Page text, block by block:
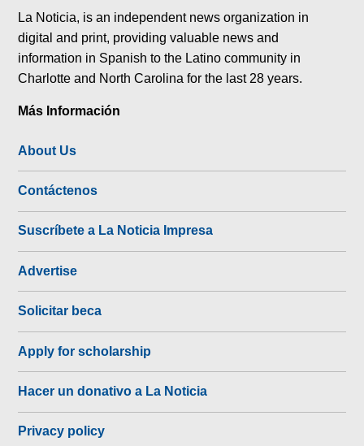
La Noticia, is an independent news organization in
digital and print, providing valuable news and
information in Spanish to the Latino community in
Charlotte and North Carolina for the last 28 years.
Más Información
About Us
Contáctenos
Suscríbete a La Noticia Impresa
Advertise
Solicitar beca
Apply for scholarship
Hacer un donativo a La Noticia
Privacy policy